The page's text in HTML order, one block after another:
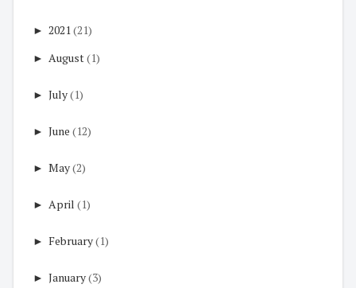
► 2021 (21)
► August(1)
► July(1)
► June (12)
► May(2)
► April (1)
► February(1)
► January(3)